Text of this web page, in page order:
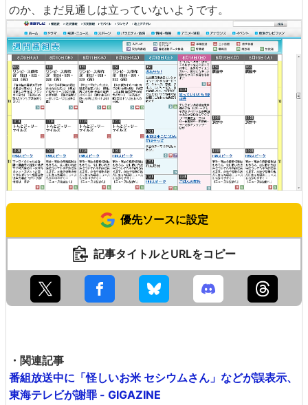
のか、まだ見通しは立っていないようです。
優先ソースに設定
記事タイトルとURLをコピー
・関連記事
番組放送中に「怪しいお米 セシウムさん」などが誤表示、
東海テレビが謝罪 - GIGAZINE